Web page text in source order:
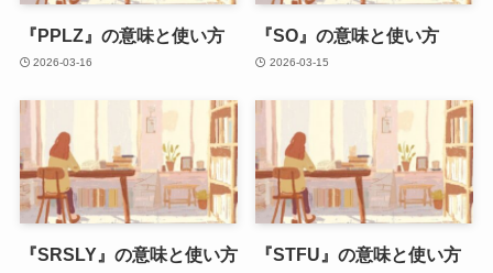
『PPLZ』の意味と使い方
2026-03-16
『SO』の意味と使い方
2026-03-15
『SRSLY』の意味と使い方 『STFU』の意味と使い方